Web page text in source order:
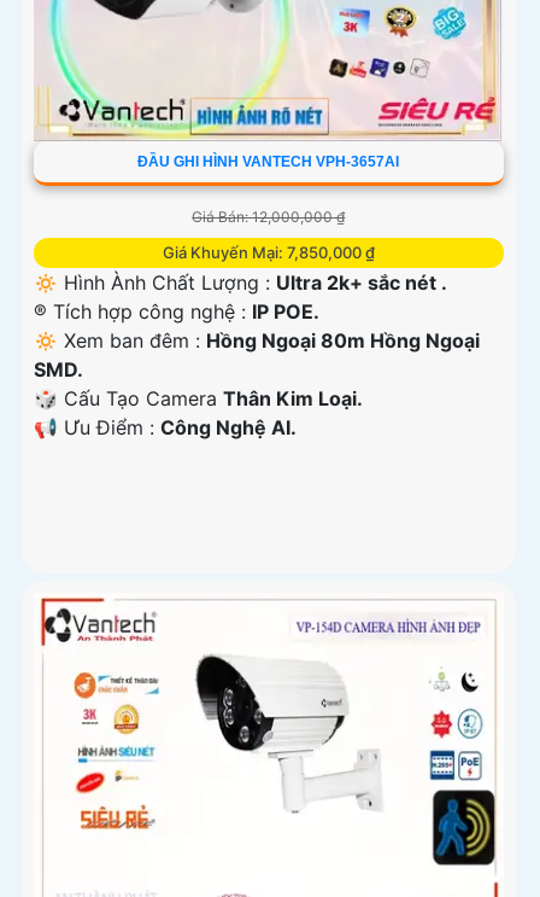
ĐẦU GHI HÌNH VANTECH VPH-3657AI
Giá Bán: 12,000,000 ₫
Giá Khuyến Mại: 7,850,000 ₫
🔅 Hình Ành Chất Lượng : Ultra 2k+ sắc nét .
®️ Tích hợp công nghệ : IP POE.
🔅 Xem ban đêm : Hồng Ngoại 80m Hồng Ngoại
SMD.
🎲 Cấu Tạo Camera Thân Kim Loại.
️📢 Ưu Điểm : Công Nghệ AI.